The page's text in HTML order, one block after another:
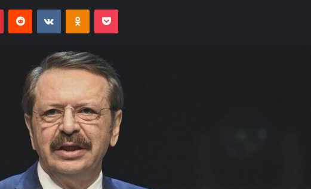
PinterestReddit VKontakteOdnoklassniki
Pocket